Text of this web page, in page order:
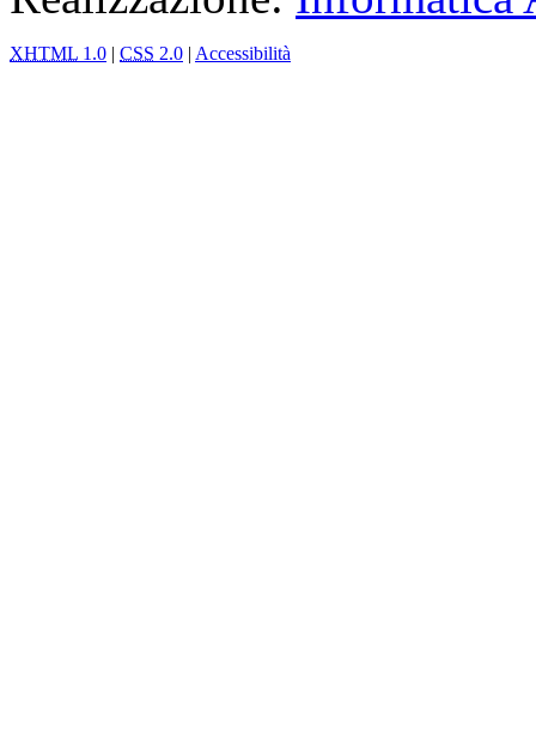
XHTML 1.0 | CSS 2.0 | Accessibilità